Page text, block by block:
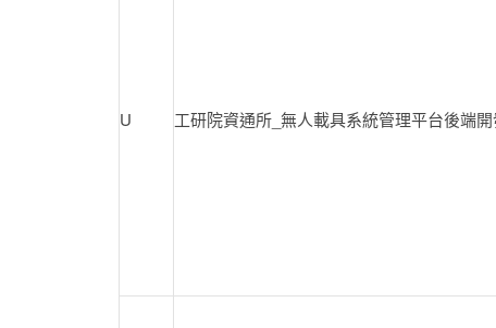
U 工研院資通所_無人載具系統管理平台後端